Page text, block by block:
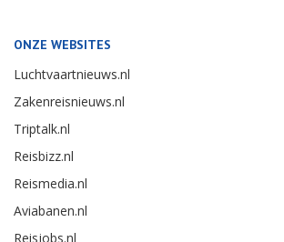
ONZE WEBSITES
Luchtvaartnieuws.nl
Zakenreisnieuws.nl
Triptalk.nl
Reisbizz.nl
Reismedia.nl
Aviabanen.nl
Reisjobs.nl